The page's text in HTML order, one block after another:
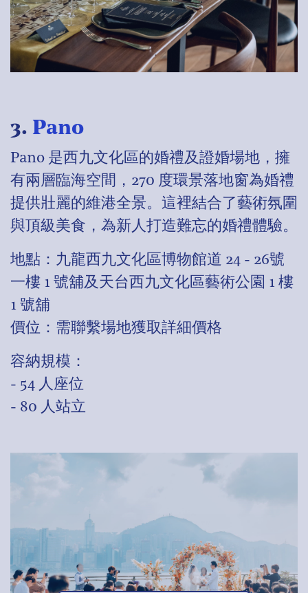
3. Pano
Pano 是西九文化區的婚禮及證婚場地，擁
有兩層臨海空間，270 度環景落地窗為婚禮
提供壯麗的維港全景。這裡結合了藝術氛圍
與頂級美食，為新人打造難忘的婚禮體驗。
地點：九龍西九文化區博物館道 24 - 26號
一樓 1 號舖及天台西九文化區藝術公園 1 樓
1 號舖
價位：需聯繫場地獲取詳細價格
容納規模：
- 54 人座位
- 80 人站立